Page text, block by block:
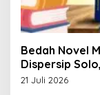
Bedah Novel
Dispersip
Leluhur
21 Juli 2026